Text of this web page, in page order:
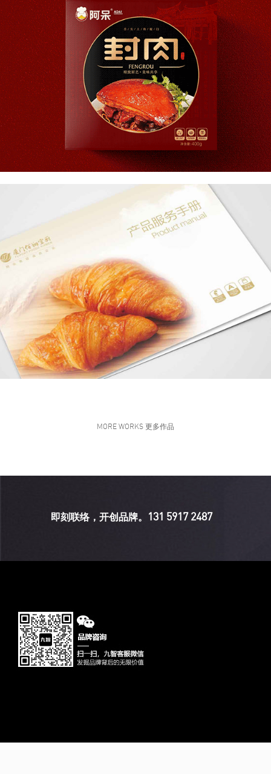
MORE WORKS 更多作品
即刻联络，开创品牌。 131 5917 2487